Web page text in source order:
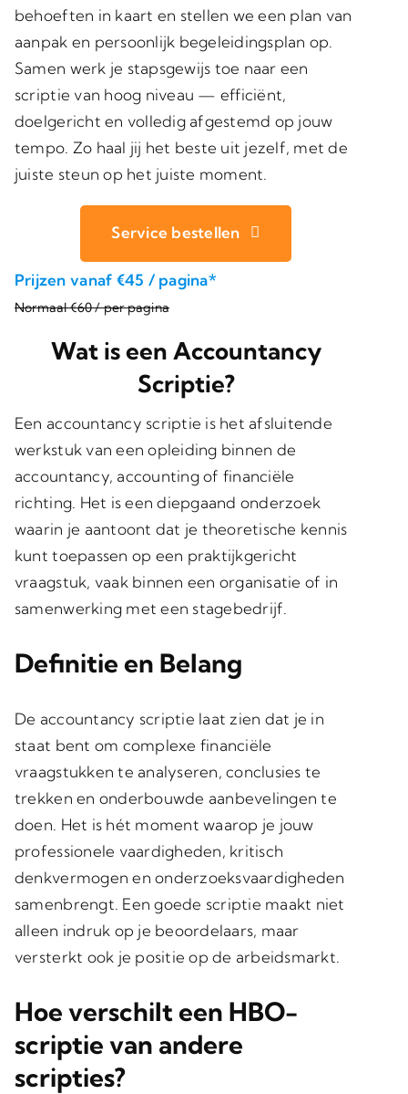
behoeften in kaart en stellen we een plan van
aanpak en persoonlijk begeleidingsplan op.
Samen werk je stapsgewijs toe naar een
scriptie van hoog niveau — efficiënt,
doelgericht en volledig afgestemd op jouw
tempo. Zo haal jij het beste uit jezelf, met de
juiste steun op het juiste moment.
Service bestellen
Prijzen vanaf €45 / pagina*
Normaal €60 / per pagina
Wat is een Accountancy
Scriptie?
Een accountancy scriptie is het afsluitende
werkstuk van een opleiding binnen de
accountancy, accounting of financiële
richting. Het is een diepgaand onderzoek
waarin je aantoont dat je theoretische kennis
kunt toepassen op een praktijkgericht
vraagstuk, vaak binnen een organisatie of in
samenwerking met een stagebedrijf.
Definitie en Belang
De accountancy scriptie laat zien dat je in
staat bent om complexe financiële
vraagstukken te analyseren, conclusies te
trekken en onderbouwde aanbevelingen te
doen. Het is hét moment waarop je jouw
professionele vaardigheden, kritisch
denkvermogen en onderzoeksvaardigheden
samenbrengt. Een goede scriptie maakt niet
alleen indruk op je beoordelaars, maar
versterkt ook je positie op de arbeidsmarkt.
Hoe verschilt een HBO-
scriptie van andere
scripties?